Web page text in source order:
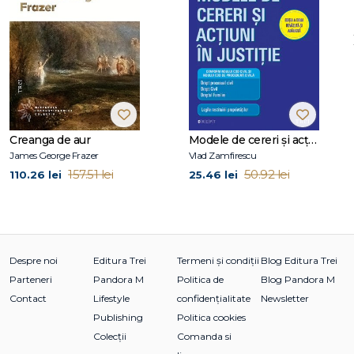
Marcia L. Nelleste conferențiar la Universitatea Millersville
din Pennsylvania,
Walter F. Drewseste cofondator al Institutului pentru
Educație Autoactivă (ISAE) din Melbourne, Florida, iar
Deborah E. Bush este scriitoare profesionistă.
Cuprins
Cuvânt-înainte
Capitolul 1. Introducere
Importanța jocului pentru copii și adulți
Șapte principii ale jocului autoactiv pentru adulți
Principiul 1
Principiul 2
Creanga de aur
James George Frazer
110.26 lei 157.51 lei
Modele de cereri şi acţiuni în justiţie. Ediţia a doua revăzută şi adăugită
Vlad Zamfirescu
25.46 lei 50.92 lei
Despre noi
Parteneri
Contact
Editura Trei
Pandora M
Lifestyle
Publishing
Colecții
Termeni și condiții
Politica de
confidențialitate
Politica cookies
Comanda si
Blog Editura Trei
Blog Pandora M
Newsletter